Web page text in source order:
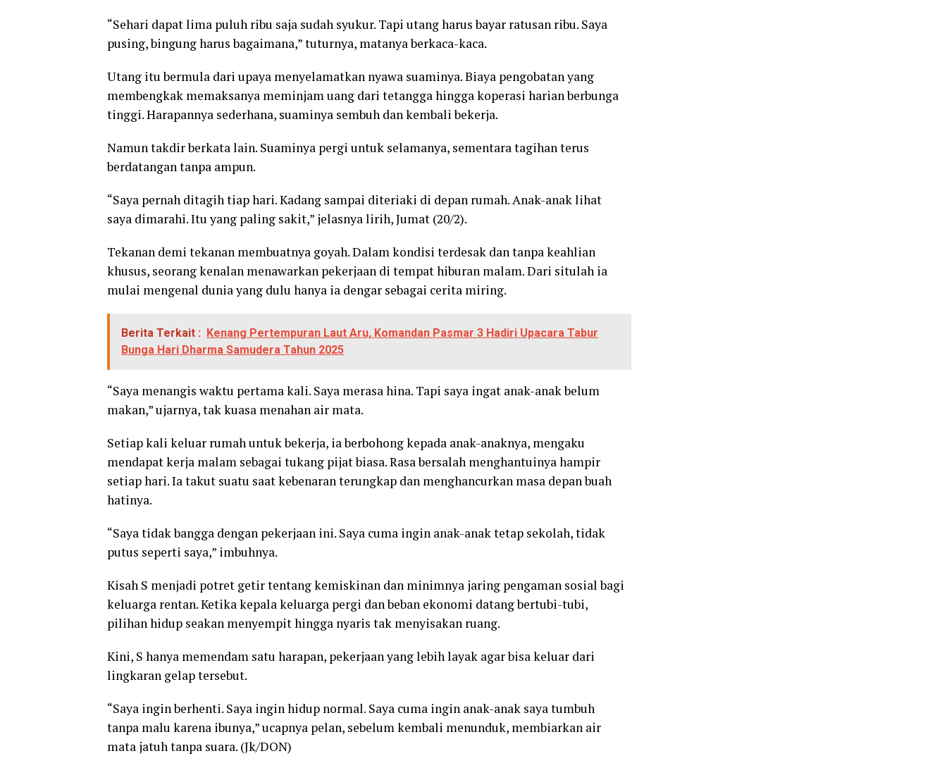
“Sehari dapat lima puluh ribu saja sudah syukur. Tapi utang harus bayar ratusan ribu. Saya
pusing, bingung harus bagaimana,” tuturnya, matanya berkaca-kaca.
Utang itu bermula dari upaya menyelamatkan nyawa suaminya. Biaya pengobatan yang
membengkak memaksanya meminjam uang dari tetangga hingga koperasi harian berbunga
tinggi. Harapannya sederhana, suaminya sembuh dan kembali bekerja.
Namun takdir berkata lain. Suaminya pergi untuk selamanya, sementara tagihan terus
berdatangan tanpa ampun.
“Saya pernah ditagih tiap hari. Kadang sampai diteriaki di depan rumah. Anak-anak lihat
saya dimarahi. Itu yang paling sakit,” jelasnya lirih, Jumat (20/2).
Tekanan demi tekanan membuatnya goyah. Dalam kondisi terdesak dan tanpa keahlian
khusus, seorang kenalan menawarkan pekerjaan di tempat hiburan malam. Dari situlah ia
mulai mengenal dunia yang dulu hanya ia dengar sebagai cerita miring.
Berita Terkait : Kenang Pertempuran Laut Aru, Komandan Pasmar 3 Hadiri Upacara Tabur
Bunga Hari Dharma Samudera Tahun 2025
“Saya menangis waktu pertama kali. Saya merasa hina. Tapi saya ingat anak-anak belum
makan,” ujarnya, tak kuasa menahan air mata.
Setiap kali keluar rumah untuk bekerja, ia berbohong kepada anak-anaknya, mengaku
mendapat kerja malam sebagai tukang pijat biasa. Rasa bersalah menghantuinya hampir
setiap hari. Ia takut suatu saat kebenaran terungkap dan menghancurkan masa depan buah
hatinya.
“Saya tidak bangga dengan pekerjaan ini. Saya cuma ingin anak-anak tetap sekolah, tidak
putus seperti saya,” imbuhnya.
Kisah S menjadi potret getir tentang kemiskinan dan minimnya jaring pengaman sosial bagi
keluarga rentan. Ketika kepala keluarga pergi dan beban ekonomi datang bertubi-tubi,
pilihan hidup seakan menyempit hingga nyaris tak menyisakan ruang.
Kini, S hanya memendam satu harapan, pekerjaan yang lebih layak agar bisa keluar dari
lingkaran gelap tersebut.
“Saya ingin berhenti. Saya ingin hidup normal. Saya cuma ingin anak-anak saya tumbuh
tanpa malu karena ibunya,” ucapnya pelan, sebelum kembali menunduk, membiarkan air
mata jatuh tanpa suara. (Jk/DON)